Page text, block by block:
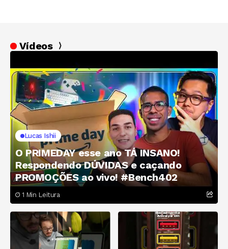
Vídeos
Lucas Ishii
O PRIMEDAY esse ano TÁ INSANO!
Respondendo DÚVIDAS e caçando
PROMOÇÕES ao vivo! #Bench402
1 Min Leitura